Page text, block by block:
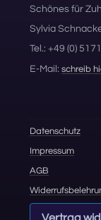
Schönes für
Sylvia
Tel.: +49 (0)
E-Mail:schreib
Datenschutz
Impressum
AGB
Vertrag